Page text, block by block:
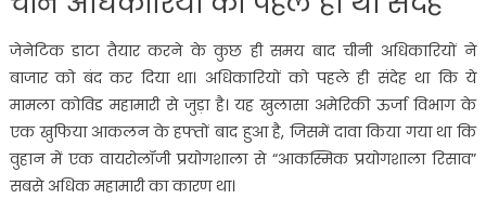
जेनेटिक डाटा तैयार करने के कुछ ही समय बाद चीनी अधिकारियों ने
बाजार को बंद कर दिया था। अधिकारियों को पहले ही संदेह था कि ये
मामला कोविड महामारी से जुड़ा है। यह खुलासा अमेरिकी ऊर्जा विभाग के
एक खुफिया आकलन के हफ्तों बाद हुआ है, जिसमें दावा किया गया था कि
वुहान में एक वायरोलॉजी प्रयोगशाला से “आकस्मिक प्रयोगशाला रिसाव”
सबसे अधिक महामारी का कारण था।